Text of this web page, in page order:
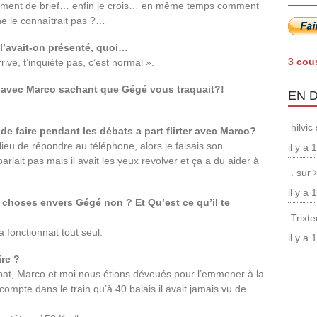
de brief… enfin je crois… en même temps comment
le connaîtrait pas ?…
on présenté, quoi…
t’inquiète pas, c’est normal ».
Marco sachant que Gégé vous traquait?!
faire pendant les débats a part flirter avec Marco?
de répondre au téléphone, alors je faisais son
pas mais il avait les yeux revolver et ça a du aider à
envers Gégé non ? Et Qu’est ce qu’il te
fonctionnait tout seul.
?
Marco et moi nous étions dévoués pour l’emmener à la
dans le train qu’à 40 balais il avait jamais vu de
3
EN
il y a
. sur
il y a
il y a